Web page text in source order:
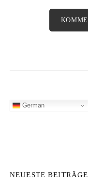
German
NEUESTE BEITRÄGE